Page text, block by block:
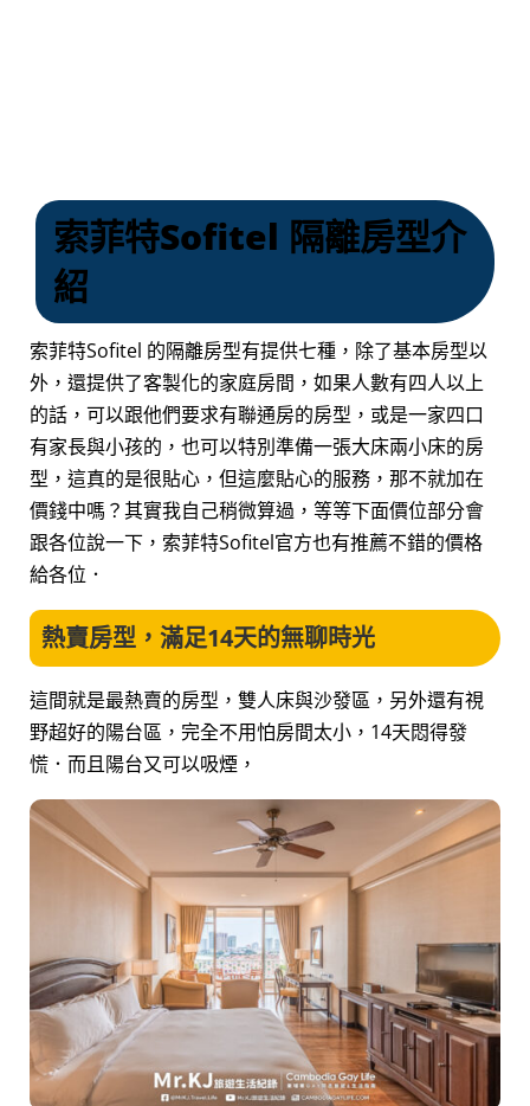
索菲特Sofitel 隔離房型介
紹
索菲特Sofitel 的隔離房型有提供七種，除了基本房型以
外，還提供了客製化的家庭房間，如果人數有四人以上
的話，可以跟他們要求有聯通房的房型，或是一家四口
有家長與小孩的，也可以特別準備一張大床兩小床的房
型，這真的是很貼心，但這麼貼心的服務，那不就加在
價錢中嗎？其實我自己稍微算過，等等下面價位部分會
跟各位說一下，索菲特Sofitel官方也有推薦不錯的價格
給各位．
熱賣房型，滿足14天的無聊時光
這間就是最熱賣的房型，雙人床與沙發區，另外還有視
野超好的陽台區，完全不用怕房間太小，14天悶得發
慌．而且陽台又可以吸煙，